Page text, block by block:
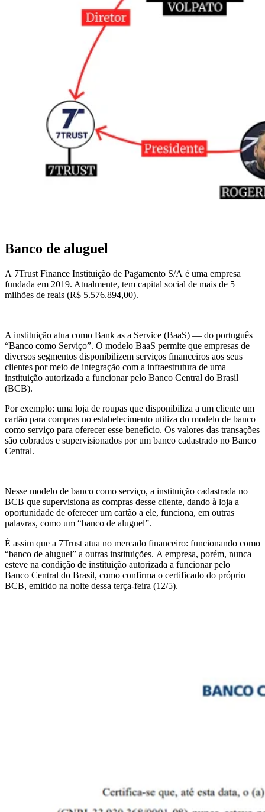
Banco de aluguel
A 7Trust Finance Instituição de Pagamento S/A é uma empresa
fundada em 2019. Atualmente, tem capital social de mais de 5
milhões de reais (R$ 5.576.894,00).
A instituição atua como Bank as a Service (BaaS) — do português
“Banco como Serviço”. O modelo BaaS permite que empresas de
diversos segmentos disponibilizem serviços financeiros aos seus
clientes por meio de integração com a infraestrutura de uma
instituição autorizada a funcionar pelo Banco Central do Brasil
(BCB).
Por exemplo: uma loja de roupas que disponibiliza a um cliente um
cartão para compras no estabelecimento utiliza do modelo de banco
como serviço para oferecer esse benefício. Os valores das transações
são cobrados e supervisionados por um banco cadastrado no Banco
Central.
Nesse modelo de banco como serviço, a instituição cadastrada no
BCB que supervisiona as compras desse cliente, dando à loja a
oportunidade de oferecer um cartão a ele, funciona, em outras
palavras, como um “banco de aluguel”.
É assim que a 7Trust atua no mercado financeiro: funcionando como
“banco de aluguel” a outras instituições. A empresa, porém, nunca
esteve na condição de instituição autorizada a funcionar pelo
Banco Central do Brasil, como confirma o certificado do próprio
BCB, emitido na noite dessa terça-feira (12/5).